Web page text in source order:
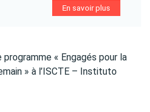
En savoir plus
« Engagés pour la
» à l’ISCTE – Instituto